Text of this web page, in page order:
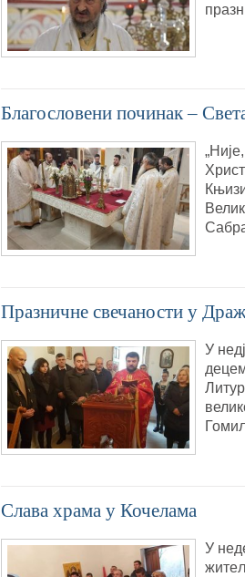
Благословени починак –
Празничне свечаности у
У
Слава храма у Кочелама
У